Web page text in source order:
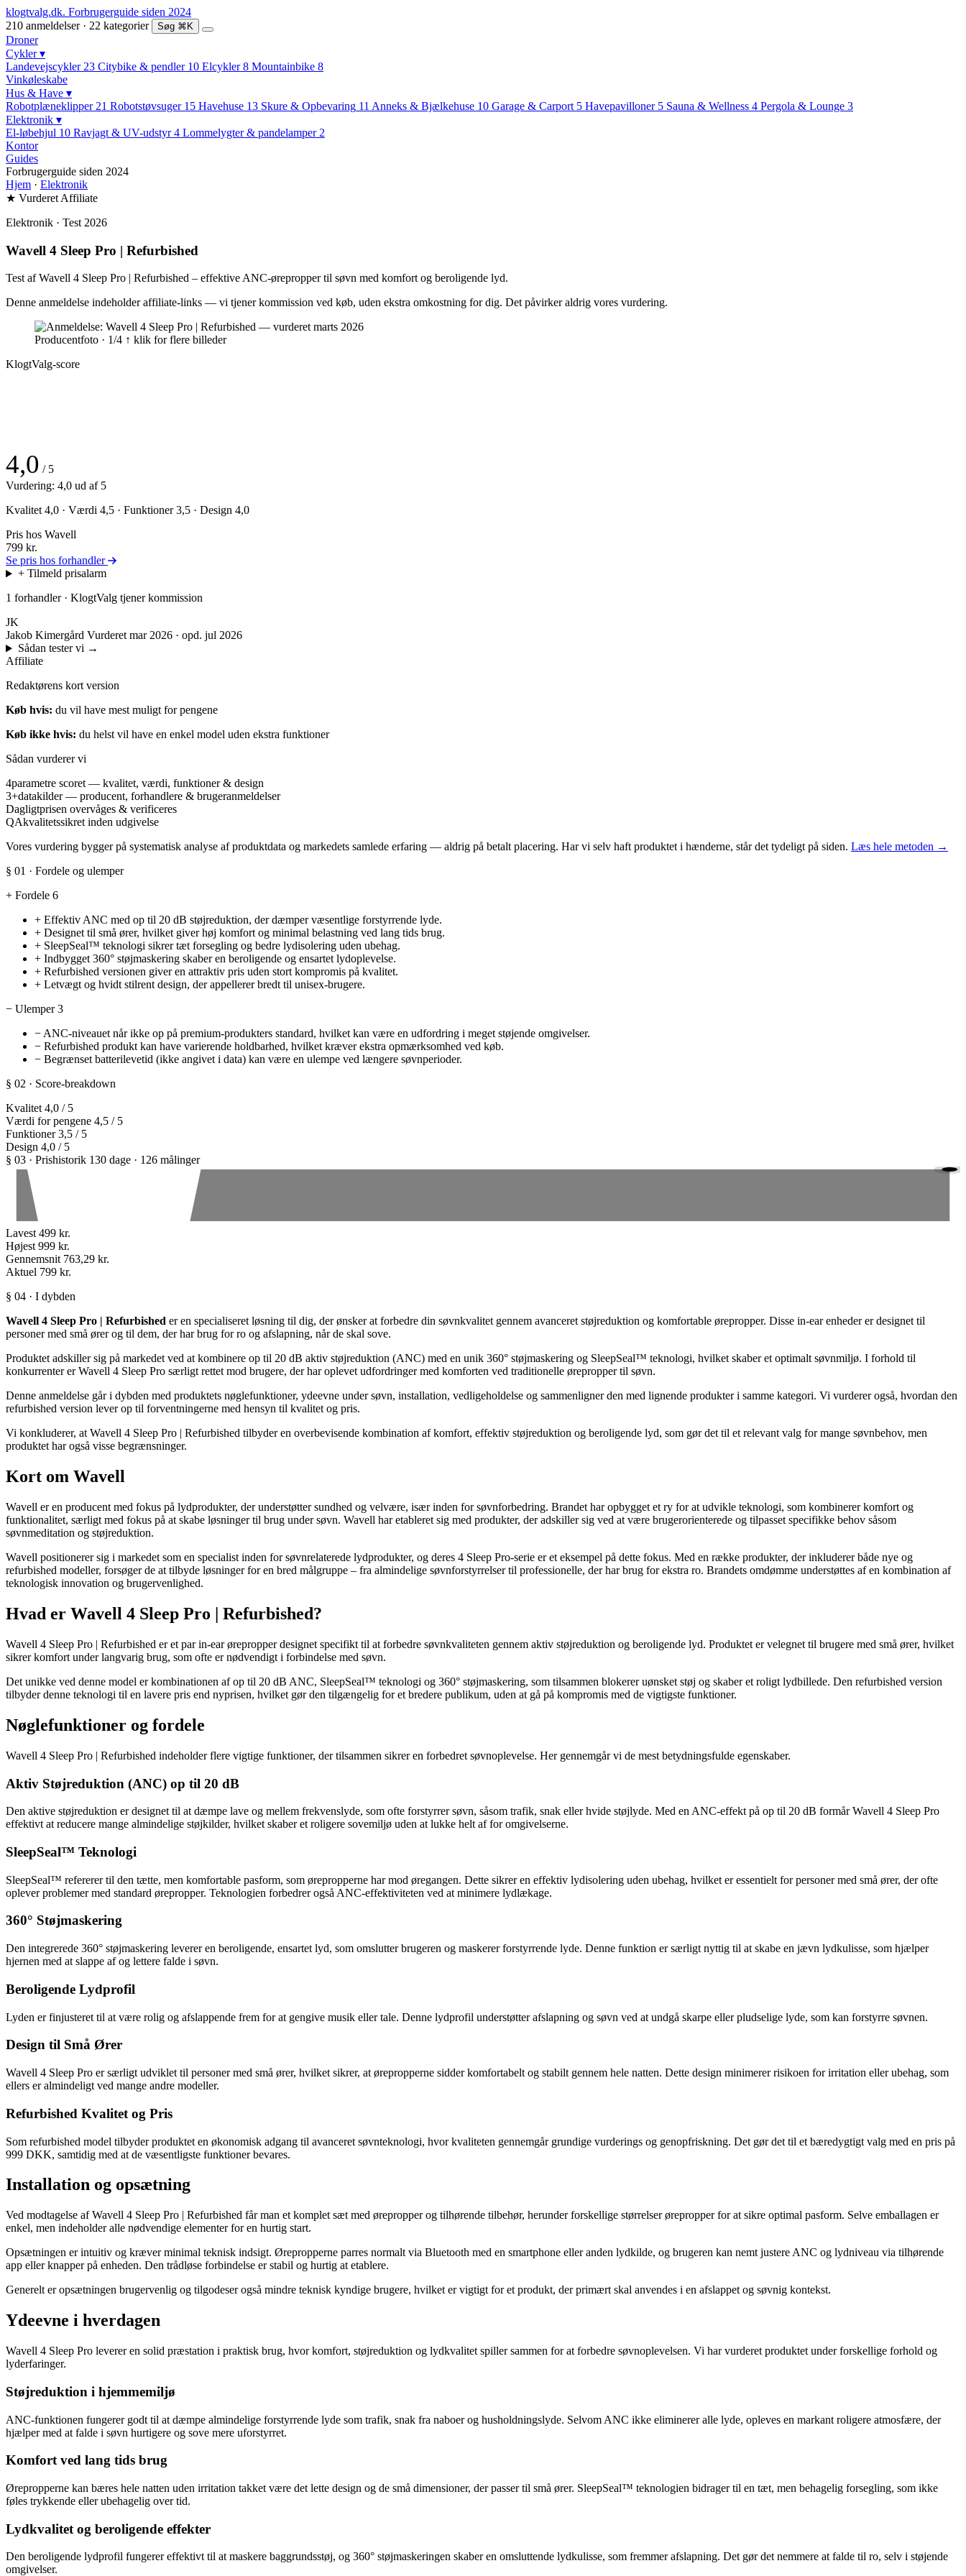
klogtvalg.dk. Forbrugerguide siden 2024
210 anmeldelser · 22 kategorier
Søg ⌘K
Droner
Cykler▾
Landevejscykler 23 Citybike & pendler 10 Elcykler 8 Mountainbike 8
Vinkøleskabe
Hus & Have ▾
Robotplæneklipper 21 Robotstøvsuger 15 Havehuse 13 Skure & Opbevaring 11 Anneks & Bjælkehuse 10 Garage & Carport 5 Havepavilloner 5 Sauna & Wellness 4 Pergola & Lounge 3
Elektronik ▾
El-løbehjul 10 Ravjagt & UV-udstyr 4 Lommelygter & pandelamper 2
Kontor
Guides
Forbrugerguide siden 2024
Hjem · Elektronik
★ Vurderet Affiliate
Elektronik · Test 2026
Wavell 4 Sleep Pro | Refurbished
Test af Wavell 4 Sleep Pro | Refurbished – effektive ANC-ørepropper til søvn med komfort og beroligende lyd.
Denne anmeldelse indeholder affiliate-links — vi tjener kommission ved køb, uden ekstra omkostning for dig. Det påvirker aldrig vores vurdering.
Producentfoto · 1/4 ↑ klik for flere billeder
KlogtValg-score
4,0 / 5
Vurdering: 4,0 ud af 5
Kvalitet 4,0 · Værdi 4,5 · Funktioner 3,5 · Design 4,0
Pris hos Wavell
799 kr.
Se pris hos forhandler
+ Tilmeld prisalarm
1 forhandler · KlogtValg tjener kommission
JK
Jakob Kimergård Vurderet mar 2026 · opd. jul 2026
Sådan tester vi →
Affiliate
Redaktørens kort version
Køb hvis: du vil have mest muligt for pengene
Køb ikke hvis: du helst vil have en enkel model uden ekstra funktioner
Sådan vurderer vi
4parametre scoret — kvalitet, værdi, funktioner & design
3+datakilder — producent, forhandlere & brugeranmeldelser
Dagligtprisen overvåges & verificeres
QAkvalitetssikret inden udgivelse
Vores vurdering bygger på systematisk analyse af produktdata og markedets samlede erfaring — aldrig på betalt placering. Har vi selv haft produktet i hænderne, står det tydeligt på siden. Læs hele metoden →
§ 01 · Fordele og ulemper
+ Fordele 6
+ Effektiv ANC med op til 20 dB støjreduktion, der dæmper væsentlige forstyrrende lyde.
+ Designet til små ører, hvilket giver høj komfort og minimal belastning ved lang tids brug.
+ SleepSeal™ teknologi sikrer tæt forsegling og bedre lydisolering uden ubehag.
+ Indbygget 360° støjmaskering skaber en beroligende og ensartet lydoplevelse.
+ Refurbished versionen giver en attraktiv pris uden stort kompromis på kvalitet.
+ Letvægt og hvidt stilrent design, der appellerer bredt til unisex-brugere.
− Ulemper 3
−ANC-niveauet når ikke op på premium-produkters standard, hvilket kan være en udfordring i meget støjende omgivelser.
− Refurbished produkt kan have varierende holdbarhed, hvilket kræver ekstra opmærksomhed ved køb.
− Begrænset batterilevetid (ikke angivet i data) kan være en ulempe ved længere søvnperioder.
§ 02 · Score-breakdown
Kvalitet 4,0 / 5
Værdi for pengene 4,5 / 5
Funktioner 3,5 / 5
Design 4,0 / 5
§ 03 · Prishistorik 130 dage · 126 målinger
Lavest 499 kr.
Højest 999 kr.
Gennemsnit 763,29 kr.
Aktuel 799 kr.
§ 04 · I dybden
Wavell 4 Sleep Pro | Refurbished er en specialiseret løsning til dig, der ønsker at forbedre din søvnkvalitet gennem avanceret støjreduktion og komfortable ørepropper. Disse in-ear enheder er designet til
personer med små ører og til dem, der har brug for ro og afslapning, når de skal sove.
Produktet adskiller sig på markedet ved at kombinere op til 20 dB aktiv støjreduktion (ANC) med en unik 360° støjmaskering og SleepSeal™ teknologi, hvilket skaber et optimalt søvnmiljø. I forhold til
konkurrenter er Wavell 4 Sleep Pro særligt rettet mod brugere, der har oplevet udfordringer med komforten ved traditionelle ørepropper til søvn.
Denne anmeldelse går i dybden med produktets nøglefunktioner, ydeevne under søvn, installation, vedligeholdelse og sammenligner den med lignende produkter i samme kategori. Vi vurderer også, hvordan den
refurbished version lever op til forventningerne med hensyn til kvalitet og pris.
Vi konkluderer, at Wavell 4 Sleep Pro | Refurbished tilbyder en overbevisende kombination af komfort, effektiv støjreduktion og beroligende lyd, som gør det til et relevant valg for mange søvnbehov, men
produktet har også visse begrænsninger.
Kort om Wavell
Wavell er en producent med fokus på lydprodukter, der understøtter sundhed og velvære, især inden for søvnforbedring. Brandet har opbygget et ry for at udvikle teknologi, som kombinerer komfort og
funktionalitet, særligt med fokus på at skabe løsninger til brug under søvn. Wavell har etableret sig med produkter, der adskiller sig ved at være brugerorienterede og tilpasset specifikke behov såsom
søvnmeditation og støjreduktion.
Wavell positionerer sig i markedet som en specialist inden for søvnrelaterede lydprodukter, og deres 4 Sleep Pro-serie er et eksempel på dette fokus. Med en række produkter, der inkluderer både nye og
refurbished modeller, forsøger de at tilbyde løsninger for en bred målgruppe – fra almindelige søvnforstyrrelser til professionelle, der har brug for ekstra ro. Brandets omdømme understøttes af en kombination af
teknologisk innovation og brugervenlighed.
Hvad er Wavell 4 Sleep Pro | Refurbished?
Wavell 4 Sleep Pro | Refurbished er et par in-ear ørepropper designet specifikt til at forbedre søvnkvaliteten gennem aktiv støjreduktion og beroligende lyd. Produktet er velegnet til brugere med små ører, hvilket
sikrer komfort under langvarig brug, som ofte er nødvendigt i forbindelse med søvn.
Det unikke ved denne model er kombinationen af op til 20 dB ANC, SleepSeal™ teknologi og 360° støjmaskering, som tilsammen blokerer uønsket støj og skaber et roligt lydbillede. Den refurbished version
tilbyder denne teknologi til en lavere pris end nyprisen, hvilket gør den tilgængelig for et bredere publikum, uden at gå på kompromis med de vigtigste funktioner.
Nøglefunktioner og fordele
Wavell 4 Sleep Pro | Refurbished indeholder flere vigtige funktioner, der tilsammen sikrer en forbedret søvnoplevelse. Her gennemgår vi de mest betydningsfulde egenskaber.
Aktiv Støjreduktion (ANC) op til 20 dB
Den aktive støjreduktion er designet til at dæmpe lave og mellem frekvenslyde, som ofte forstyrrer søvn, såsom trafik, snak eller hvide støjlyde. Med en ANC-effekt på op til 20 dB formår Wavell 4 Sleep Pro
effektivt at reducere mange almindelige støjkilder, hvilket skaber et roligere sovemiljø uden at lukke helt af for omgivelserne.
SleepSeal™ Teknologi
SleepSeal™ refererer til den tætte, men komfortable pasform, som ørepropperne har mod øregangen. Dette sikrer en effektiv lydisolering uden ubehag, hvilket er essentielt for personer med små ører, der ofte
oplever problemer med standard ørepropper. Teknologien forbedrer også ANC-effektiviteten ved at minimere lydlækage.
360° Støjmaskering
Den integrerede 360° støjmaskering leverer en beroligende, ensartet lyd, som omslutter brugeren og maskerer forstyrrende lyde. Denne funktion er særligt nyttig til at skabe en jævn lydkulisse, som hjælper
hjernen med at slappe af og lettere falde i søvn.
Beroligende Lydprofil
Lyden er finjusteret til at være rolig og afslappende frem for at gengive musik eller tale. Denne lydprofil understøtter afslapning og søvn ved at undgå skarpe eller pludselige lyde, som kan forstyrre søvnen.
Design til Små Ører
Wavell 4 Sleep Pro er særligt udviklet til personer med små ører, hvilket sikrer, at ørepropperne sidder komfortabelt og stabilt gennem hele natten. Dette design minimerer risikoen for irritation eller ubehag, som
ellers er almindeligt ved mange andre modeller.
Refurbished Kvalitet og Pris
Som refurbished model tilbyder produktet en økonomisk adgang til avanceret søvnteknologi, hvor kvaliteten gennemgår grundige vurderings og genopfriskning. Det gør det til et bæredygtigt valg med en pris på
999 DKK, samtidig med at de væsentligste funktioner bevares.
Installation og opsætning
Ved modtagelse af Wavell 4 Sleep Pro | Refurbished får man et komplet sæt med ørepropper og tilhørende tilbehør, herunder forskellige størrelser ørepropper for at sikre optimal pasform. Selve emballagen er
enkel, men indeholder alle nødvendige elementer for en hurtig start.
Opsætningen er intuitiv og kræver minimal teknisk indsigt. Ørepropperne parres normalt via Bluetooth med en smartphone eller anden lydkilde, og brugeren kan nemt justere ANC og lydniveau via tilhørende
app eller knapper på enheden. Den trådløse forbindelse er stabil og hurtig at etablere.
Generelt er opsætningen brugervenlig og tilgodeser også mindre teknisk kyndige brugere, hvilket er vigtigt for et produkt, der primært skal anvendes i en afslappet og søvnig kontekst.
Ydeevne i hverdagen
Wavell 4 Sleep Pro leverer en solid præstation i praktisk brug, hvor komfort, støjreduktion og lydkvalitet spiller sammen for at forbedre søvnoplevelsen. Vi har vurderet produktet under forskellige forhold og
lyderfaringer.
Støjreduktion i hjemmemiljø
ANC-funktionen fungerer godt til at dæmpe almindelige forstyrrende lyde som trafik, snak fra naboer og husholdningslyde. Selvom ANC ikke eliminerer alle lyde, opleves en markant roligere atmosfære, der
hjælper med at falde i søvn hurtigere og sove mere uforstyrret.
Komfort ved lang tids brug
Ørepropperne kan bæres hele natten uden irritation takket være det lette design og de små dimensioner, der passer til små ører. SleepSeal™ teknologien bidrager til en tæt, men behagelig forsegling, som ikke
føles trykkende eller ubehagelig over tid.
Lydkvalitet og beroligende effekter
Den beroligende lydprofil fungerer effektivt til at maskere baggrundsstøj, og 360° støjmaskeringen skaber en omsluttende lydkulisse, som fremmer afslapning. Det gør det nemmere at falde til ro, selv i støjende
omgivelser.